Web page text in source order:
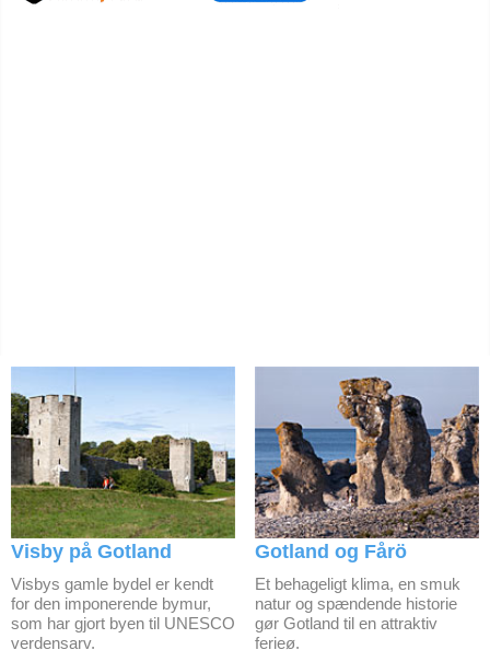
Visby på Gotland
Visbys gamle bydel er kendt
for den imponerende bymur,
som har gjort byen til UNESCO
verdensarv.
Gotland og Fårö
Et behageligt klima, en smuk
natur og spændende historie
gør Gotland til en attraktiv
ferieø.